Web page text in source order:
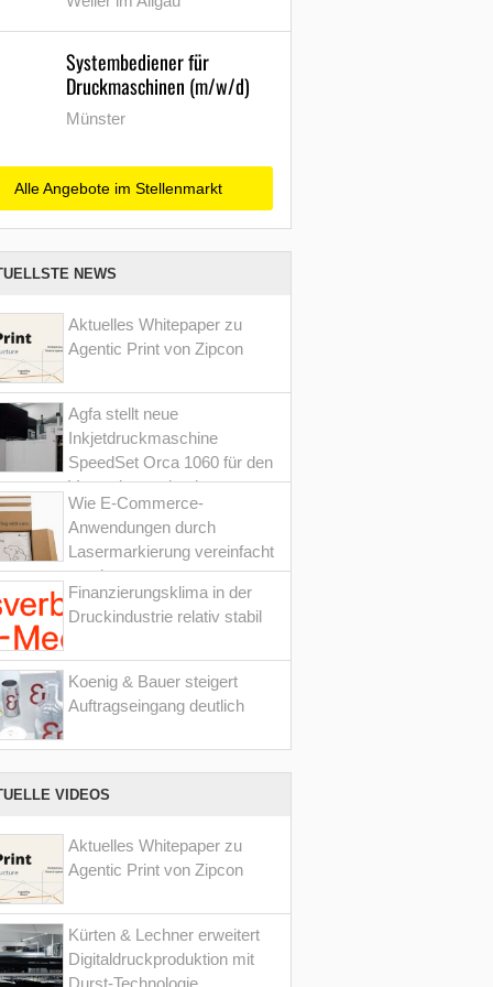
Systembediener für
Druckmaschinen (m/w/d)
Münster
Alle Angebote im Stellenmarkt
NEWS
Aktuelles Whitepaper zu
Agentic Print von Zipcon
Agfa stellt neue
Inkjetdruckmaschine
SpeedSet Orca 1060 für den
Verpackungsdruck vor
Wie E-Commerce-
Anwendungen durch
Lasermarkierung vereinfacht
werden
Finanzierungsklima in der
Druckindustrie relativ stabil
Koenig & Bauer steigert
Auftragseingang deutlich
VIDEOS
Aktuelles Whitepaper zu
Agentic Print von Zipcon
Kürten & Lechner erweitert
Digitaldruckproduktion mit
Durst-Technologie